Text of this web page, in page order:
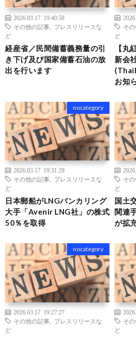
2026.03.17 19:40:58
その他の記事
プレスリリースな
ど
経産省／民間備蓄義務量の引
き下げ及び国家備蓄石油の放
出を行います
そ
ど
【丸
新会
お知
nocategory
2026.03.17 19:31:29
その他の記事
プレスリリースな
ど
日本郵船がLNGバンカリング
大手「Avenir LNG社」の株式
50％を取得
そ
ど
国土
関連
が拡
nocategory
2026.03.17 19:27:27
その他の記事
プレスリリースな
ど
そ
ど